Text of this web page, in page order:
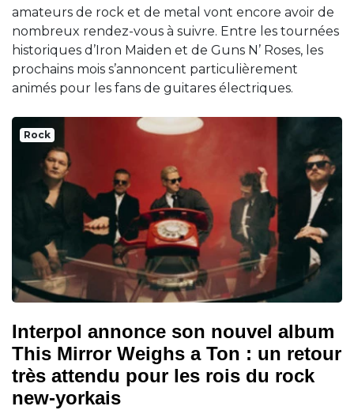
amateurs de rock et de metal vont encore avoir de
nombreux rendez-vous à suivre. Entre les tournées
historiques d’Iron Maiden et de Guns N’ Roses, les
prochains mois s’annoncent particulièrement
animés pour les fans de guitares électriques.
Rock
Interpol annonce son nouvel album
This Mirror Weighs a Ton : un retour
très attendu pour les rois du rock
new-yorkais